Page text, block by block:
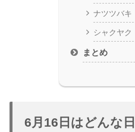
ナツツバキ
シャクヤク
まとめ
6月16日はどんな